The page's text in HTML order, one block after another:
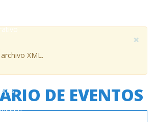
×
XML.
DE EVENTOS